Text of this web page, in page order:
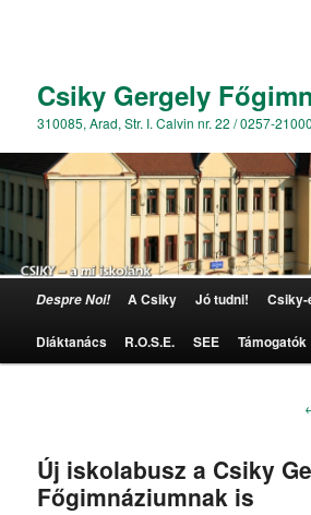
Csiky Gergely
310085, Arad, Str. I. Calvin nr. 22 / 0257-
Tovább az elsődleges tartalomra
Despre Noi! A Csiky Jó tudni! Csiky-
Diáktanács R.O.S.E. SEE Támogatók
Új iskolabusz a Csiky
Főgimnáziumnak is